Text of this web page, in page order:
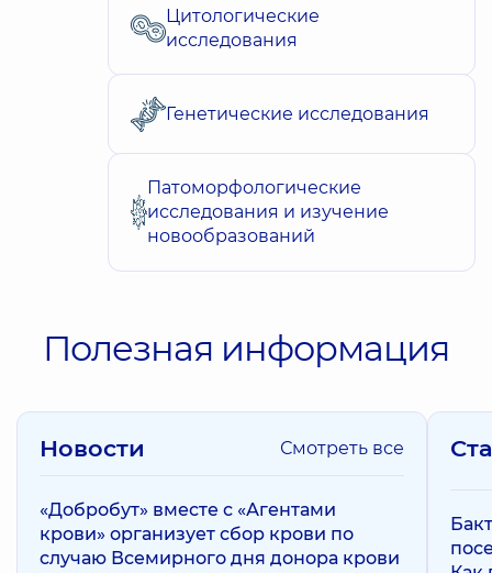
Цитологические
исследования
Генетические исследования
Патоморфологические
исследования и изучение
новообразований
Полезная информация
Новости Смотреть все
«Добробут» вместе с «Агентами
крови» организует сбор крови по
случаю Всемирного дня донора крови